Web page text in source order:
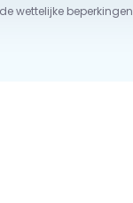
wettelijke beperkingen